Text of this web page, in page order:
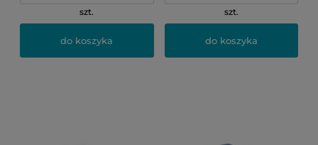
szt.
do koszyka
szt.
do koszyka